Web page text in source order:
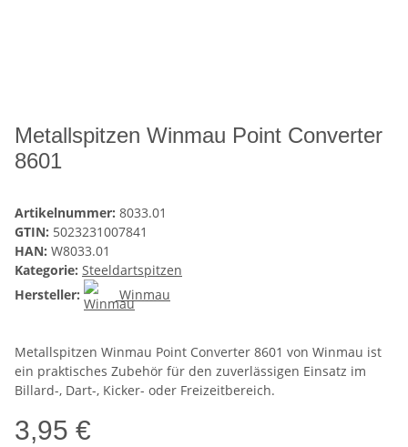
Metallspitzen Winmau Point Converter
8601
Artikelnummer: 8033.01
GTIN: 5023231007841
HAN: W8033.01
Kategorie: Steeldartspitzen
Hersteller:
Winmau
Metallspitzen Winmau Point Converter 8601 von Winmau ist
ein praktisches Zubehör für den zuverlässigen Einsatz im
Billard-, Dart-, Kicker- oder Freizeitbereich.
3,95 €